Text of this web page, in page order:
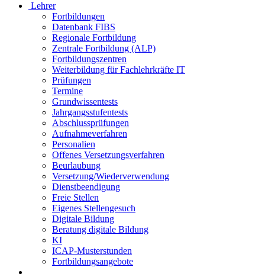
Lehrer
Fortbildungen
Datenbank FIBS
Regionale Fortbildung
Zentrale Fortbildung (ALP)
Fortbildungszentren
Weiterbildung für Fachlehrkräfte IT
Prüfungen
Termine
Grundwissentests
Jahrgangsstufentests
Abschlussprüfungen
Aufnahmeverfahren
Personalien
Offenes Versetzungsverfahren
Beurlaubung
Versetzung/Wiederverwendung
Dienstbeendigung
Freie Stellen
Eigenes Stellengesuch
Digitale Bildung
Beratung digitale Bildung
KI
ICAP-Musterstunden
Fortbildungsangebote